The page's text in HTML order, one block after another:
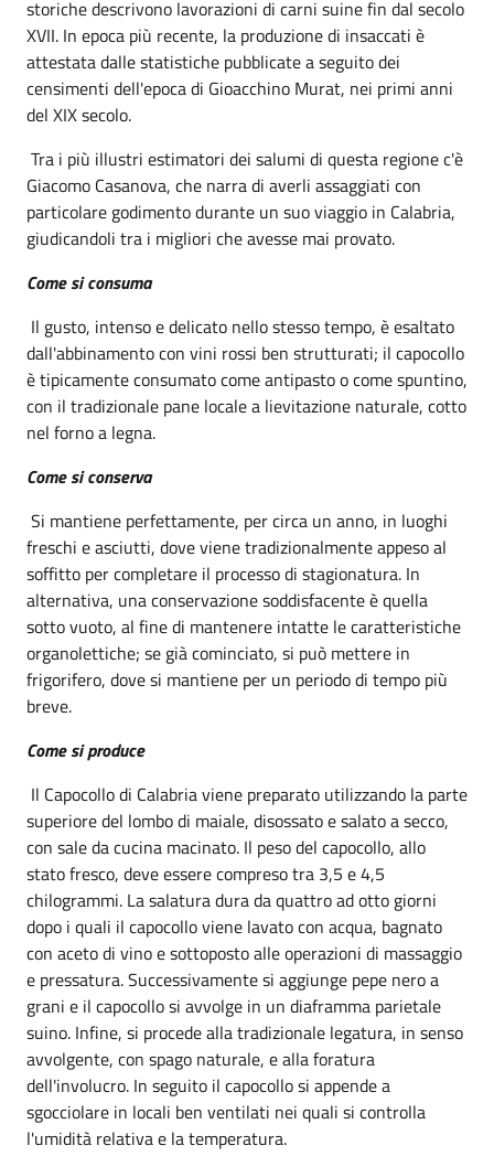
storiche descrivono lavorazioni di carni suine fin dal secolo
XVII. In epoca più recente, la produzione di insaccati è
attestata dalle statistiche pubblicate a seguito dei
censimenti dell'epoca di Gioacchino Murat, nei primi anni
del XIX secolo.
Tra i più illustri estimatori dei salumi di questa regione c'è
Giacomo Casanova, che narra di averli assaggiati con
particolare godimento durante un suo viaggio in Calabria,
giudicandoli tra i migliori che avesse mai provato.
Come si consuma
Il gusto, intenso e delicato nello stesso tempo, è esaltato
dall'abbinamento con vini rossi ben strutturati; il capocollo
è tipicamente consumato come antipasto o come spuntino,
con il tradizionale pane locale a lievitazione naturale, cotto
nel forno a legna.
Come si conserva
Si mantiene perfettamente, per circa un anno, in luoghi
freschi e asciutti, dove viene tradizionalmente appeso al
soffitto per completare il processo di stagionatura. In
alternativa, una conservazione soddisfacente è quella
sotto vuoto, al fine di mantenere intatte le caratteristiche
organolettiche; se già cominciato, si può mettere in
frigorifero, dove si mantiene per un periodo di tempo più
breve.
Come si produce
Il Capocollo di Calabria viene preparato utilizzando la parte
superiore del lombo di maiale, disossato e salato a secco,
con sale da cucina macinato. Il peso del capocollo, allo
stato fresco, deve essere compreso tra 3,5 e 4,5
chilogrammi. La salatura dura da quattro ad otto giorni
dopo i quali il capocollo viene lavato con acqua, bagnato
con aceto di vino e sottoposto alle operazioni di massaggio
e pressatura. Successivamente si aggiunge pepe nero a
grani e il capocollo si avvolge in un diaframma parietale
suino. Infine, si procede alla tradizionale legatura, in senso
avvolgente, con spago naturale, e alla foratura
dell'involucro. In seguito il capocollo si appende a
sgocciolare in locali ben ventilati nei quali si controlla
l'umidità relativa e la temperatura.